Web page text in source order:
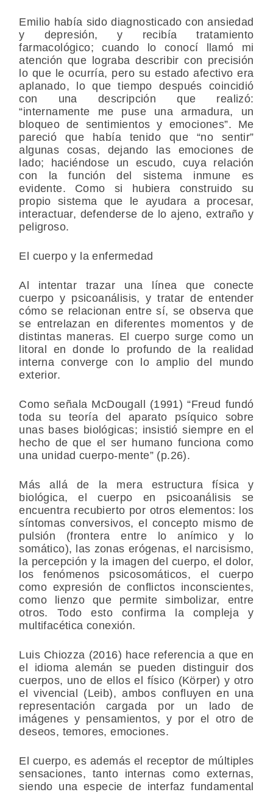
Emilio había sido diagnosticado con ansiedad
y depresión, y recibía tratamiento
farmacológico; cuando lo conocí llamó mi
atención que lograba describir con precisión
lo que le ocurría, pero su estado afectivo era
aplanado, lo que tiempo después coincidió
con una descripción que realizó:
“internamente me puse una armadura, un
bloqueo de sentimientos y emociones”. Me
pareció que había tenido que “no sentir”
algunas cosas, dejando las emociones de
lado; haciéndose un escudo, cuya relación
con la función del sistema inmune es
evidente. Como si hubiera construido su
propio sistema que le ayudara a procesar,
interactuar, defenderse de lo ajeno, extraño y
peligroso.
El cuerpo y la enfermedad
Al intentar trazar una línea que conecte
cuerpo y psicoanálisis, y tratar de entender
cómo se relacionan entre sí, se observa que
se entrelazan en diferentes momentos y de
distintas maneras. El cuerpo surge como un
litoral en donde lo profundo de la realidad
interna converge con lo amplio del mundo
exterior.
Como señala McDougall (1991) “Freud fundó
toda su teoría del aparato psíquico sobre
unas bases biológicas; insistió siempre en el
hecho de que el ser humano funciona como
una unidad cuerpo-mente” (p.26).
Más allá de la mera estructura física y
biológica, el cuerpo en psicoanálisis se
encuentra recubierto por otros elementos: los
síntomas conversivos, el concepto mismo de
pulsión (frontera entre lo anímico y lo
somático), las zonas erógenas, el narcisismo,
la percepción y la imagen del cuerpo, el dolor,
los fenómenos psicosomáticos, el cuerpo
como expresión de conflictos inconscientes,
como lienzo que permite simbolizar, entre
otros. Todo esto confirma la compleja y
multifacética conexión.
Luis Chiozza (2016) hace referencia a que en
el idioma alemán se pueden distinguir dos
cuerpos, uno de ellos el físico (Körper) y otro
el vivencial (Leib), ambos confluyen en una
representación cargada por un lado de
imágenes y pensamientos, y por el otro de
deseos, temores, emociones.
El cuerpo, es además el receptor de múltiples
sensaciones, tanto internas como externas,
siendo una especie de interfaz fundamental